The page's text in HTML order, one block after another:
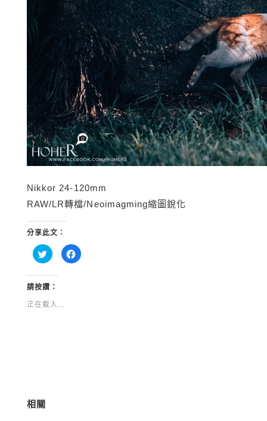
Nikkor 24-120mm
RAW/LR轉檔/Neoimagming縮圖銳化
分享此文：
分
享
Twitter(在
新
視
中
開
按
一
請按讚：
正在載入...
相關